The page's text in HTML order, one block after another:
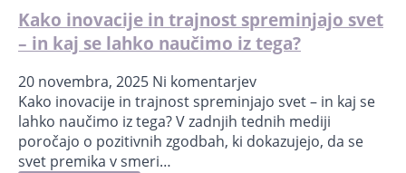
Kako inovacije in trajnost spreminjajo svet
– in kaj se lahko naučimo iz tega?
20 novembra, 2025 Ni komentarjev
Kako inovacije in trajnost spreminjajo svet – in kaj se
lahko naučimo iz tega? V zadnjih tednih mediji
poročajo o pozitivnih zgodbah, ki dokazujejo, da se
svet premika v smeri…